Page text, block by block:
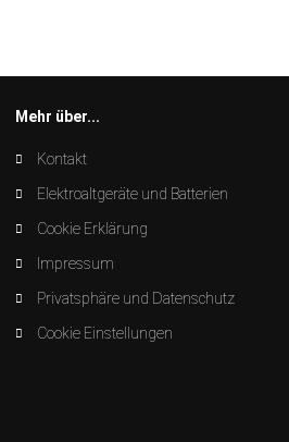
Mehr über...
Kontakt
Elektroaltgeräte und Batterien
Cookie Erklärung
Impressum
Privatsphäre und Datenschutz
Cookie Einstellungen